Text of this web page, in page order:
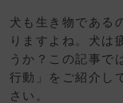
犬も生き物である
りますよね。犬は
うか？この記事で
行動」をご紹介し
さい。